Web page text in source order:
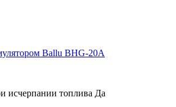
Ballu BHG-20A
исчерпании топлива Да